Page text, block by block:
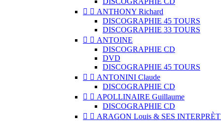
  ANTHONY Richard
DISCOGRAPHIE 45 TOURS
DISCOGRAPHIE 33 TOURS
  ANTOINE
DISCOGRAPHIE CD
DVD
DISCOGRAPHIE 45 TOURS
  ANTONINI Claude
DISCOGRAPHIE CD
  APOLLINAIRE Guillaume
DISCOGRAPHIE CD
  ARAGON Louis & SES